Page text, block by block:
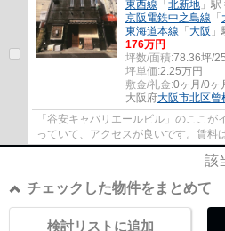
東西線 「 北新地 」
京阪電鉄中之島線 「
東海道本線 「 大阪
176万円
坪数/面積:78.36坪/
坪単価:2.25万円
敷金/礼金:0ヶ月/0ヶ
大阪府大阪市北区曾
「谷安キャバリエールビル」のここ
っていて、アクセスが良いです。賃料
使えるエアコンが付いており、空調管
該
チェックした物件をまとめて
検討リストに追加